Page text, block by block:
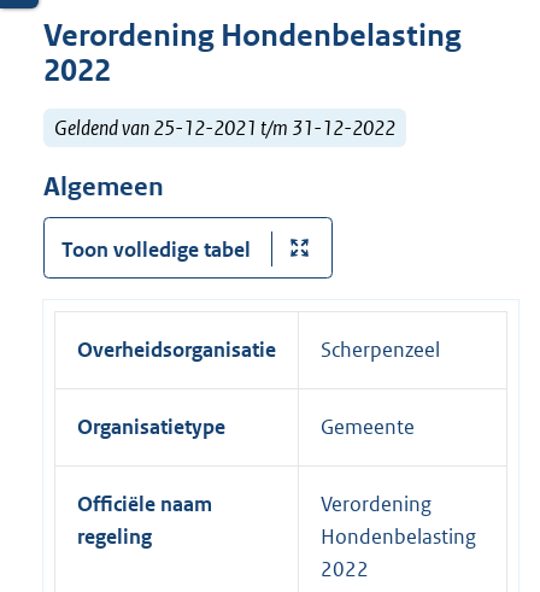
Verordening Hondenbelasting
2022
Geldend van 25-12-2021 t/m 31-12-2022
Algemeen
Toon volledige tabel
Overheidsorganisatie Scherpenzeel
Organisatietype Gemeente
Officiële naam
regeling
Verordening
Hondenbelasting
2022